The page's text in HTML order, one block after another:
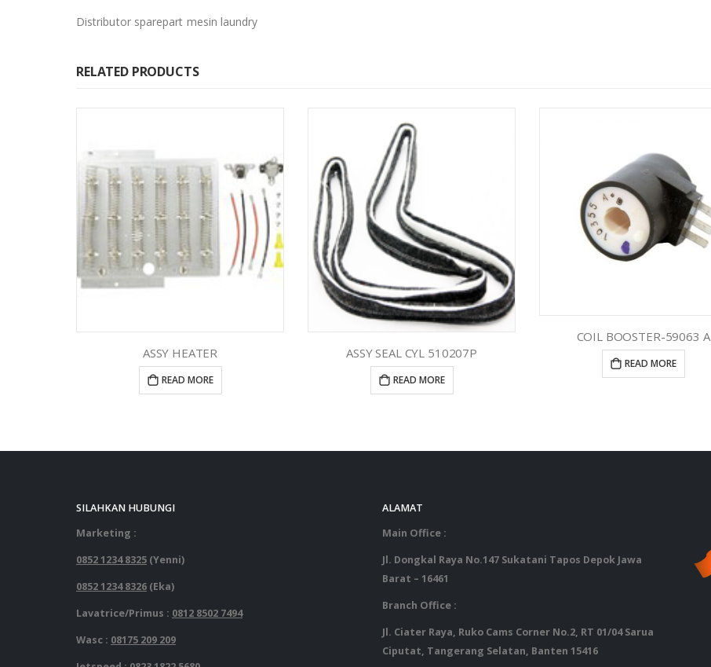
Distributor sparepart mesin laundry
RELATED PRODUCTS
ASSY HEATER
READ MORE
ASSY SEAL CYL 510207P
READ MORE
COIL BOOSTER-59063 A
READ MORE
SILAHKAN HUBUNGI
Marketing :
0852 1234 8325 (Yenni)
0852 1234 8326 (Eka)
Lavatrice/Primus : 0812 8502 7494
Wasc : 08175 209 209
ALAMAT
Main Office :
Jl. Dongkal Raya No.147 Sukatani Tapos Depok Jawa
Barat – 16461
Branch Office :
Jl. Ciater Raya, Ruko Cams Corner No.2, RT 01/04 Sarua
Ciputat, Tangerang Selatan, Banten 15416